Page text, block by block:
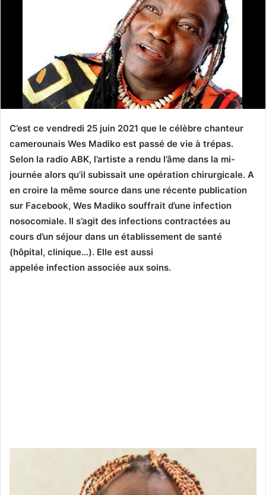
C’est ce vendredi 25 juin 2021 que le célèbre chanteur
camerounais Wes Madiko est passé de vie à trépas.
Selon la radio ABK, l’artiste a rendu l’âme dans la mi-
journée alors qu’il subissait une opération chirurgicale. A
en croire la même source dans une récente publication
sur Facebook, Wes Madiko souffrait d’une infection
nosocomiale. Il s’agit des infections contractées au
cours d’un séjour dans un établissement de santé
(hôpital, clinique…). Elle est aussi
appelée infection associée aux soins.